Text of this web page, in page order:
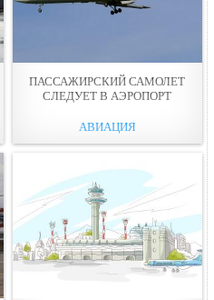
ПАССАЖИРСКИЙ САМОЛЕТ
СЛЕДУЕТ В АЭРОПОРТ
АВИАЦИЯ